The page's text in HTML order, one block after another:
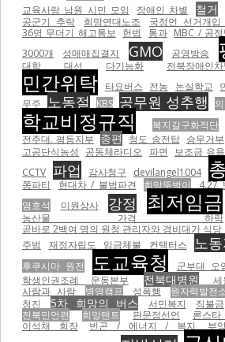
교육사랑 남원 시민 모임
장애인 차별 철거
공군기 추락
희망연대노조 국정언 선거개
36명 무더기 해고통보 헌법 통과 MBC / 공정
3000개
성매매집결지 GMO 공영방송
대학
대선 다기능화 전북장애인
민간위탁 타요버스 전농 논실학교
무주 노동절 KBS 공무원 성추행
학교비정규직 복지갈구화적단
전주대. 평등지부 종편 청도 송전탑 승무거부
고공단식농성 공동체라디오 파면 보조금 유용
CCTV 파업 감사청구 devilangel1004
쫑파티 현대차 / 불법파견 희망뚜벅이 4.27
염호석
미원상사 강정 최저임금
농산물 가격 하락
곧바로 2백여 명의 원청 관리자와 경비대가 식
주범
재정자립도 임금체불 컨택터스 노
후쿠시마 원전
도교육청 군부대 오
학생인권조례 운동본부
전북대병원
사람과 사람
병영캠프 성폭행 원자력발전
청진
5차 희망의 버스 서민복지 직불금
전북민언련
희망텐트 판문점선언
론스
이석채 회장
빈곤 / 에너지 / 복지 부